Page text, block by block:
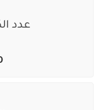
عدد